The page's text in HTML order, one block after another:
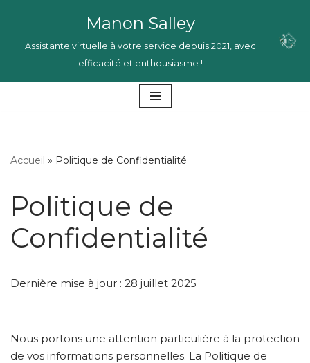
Manon Salley
Assistante virtuelle à votre service depuis 2021, avec
efficacité et enthousiasme !
Accueil » Politique de Confidentialité
Politique de
Confidentialité
Dernière mise à jour : 28 juillet 2025
Nous portons une attention particulière à la protection
de vos informations personnelles. La Politique de